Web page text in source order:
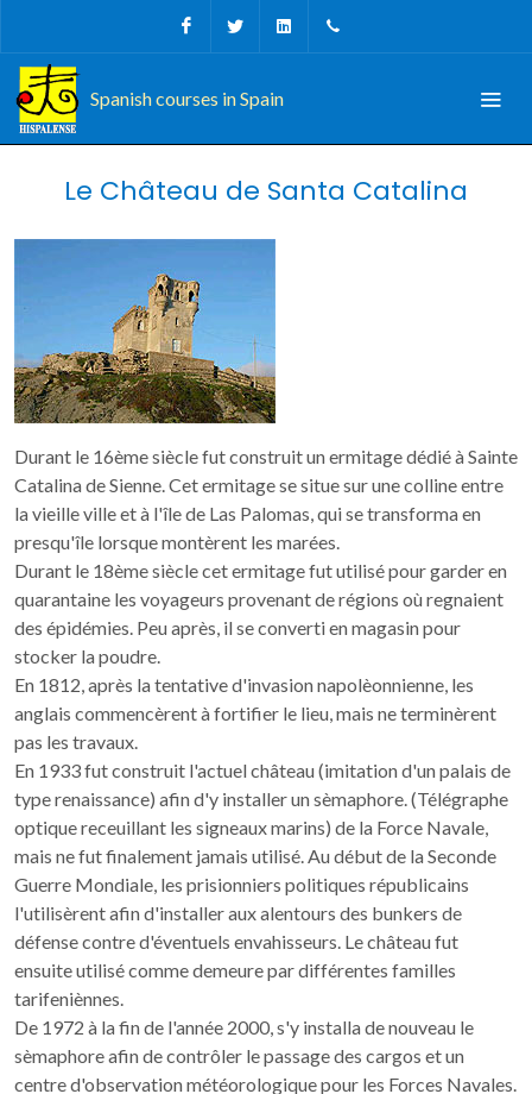
FacebookTwitter Linkedin
Spanish courses in Spain
Le Château de Santa Catalina
Durant le 16ème siècle fut construit un ermitage dédié à Sainte
Catalina de Sienne. Cet ermitage se situe sur une colline entre
la vieille ville et à l'île de Las Palomas, qui se transforma en
presqu'île lorsque montèrent les marées.
Durant le 18ème siècle cet ermitage fut utilisé pour garder en
quarantaine les voyageurs provenant de régions où regnaient
des épidémies. Peu après, il se converti en magasin pour
stocker la poudre.
En 1812, après la tentative d'invasion napolèonnienne, les
anglais commencèrent à fortifier le lieu, mais ne terminèrent
pas les travaux.
En 1933 fut construit l'actuel château (imitation d'un palais de
type renaissance) afin d'y installer un sèmaphore. (Télégraphe
optique receuillant les signeaux marins) de la Force Navale,
mais ne fut finalement jamais utilisé. Au début de la Seconde
Guerre Mondiale, les prisionniers politiques républicains
l'utilisèrent afin d'installer aux alentours des bunkers de
défense contre d'éventuels envahisseurs. Le château fut
ensuite utilisé comme demeure par différentes familles
tarifeniènnes.
De 1972 à la fin de l'année 2000, s'y installa de nouveau le
sèmaphore afin de contrôler le passage des cargos et un
centre d'observation météorologique pour les Forces Navales.